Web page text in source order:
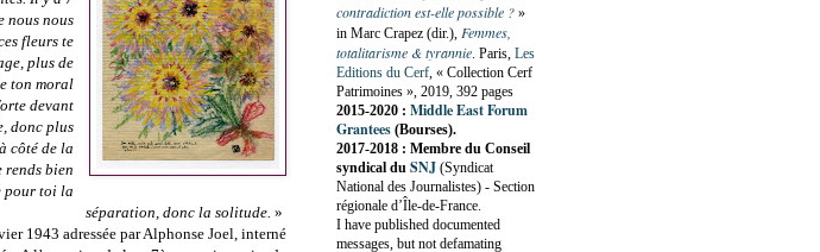
nous nous
fleurs te
plus de
ton moral
devant
donc plus
côté de la
rends bien
pour toi la
séparation, donc la solitude. »
1943 adressée par Alphonse Joel, interné
contradiction est-elle possible ? »
in Marc Crapez (dir.), Femmes,
totalitarisme & tyrannie. Paris, Les
Editions du Cerf, « Collection Cerf
Patrimoines », 2019, 392 pages
2015-2020 : Middle East Forum
Grantees (Bourses).
2017-2018 : Membre du Conseil
syndical du SNJ (Syndicat
National des Journalistes) - Section
régionale d’Île-de-France.
I have published documented
messages, but not defamating